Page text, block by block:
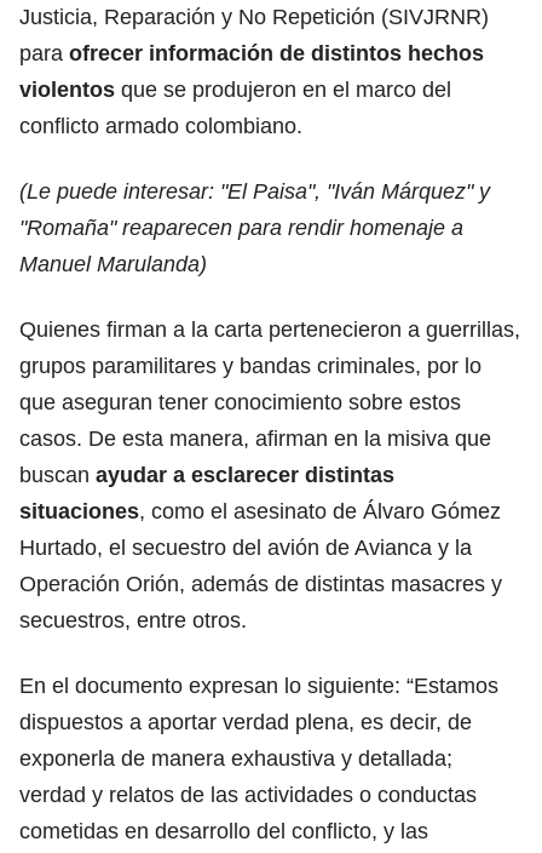
Justicia, Reparación y No Repetición (SIVJRNR)
para ofrecer información de distintos hechos
violentos que se produjeron en el marco del
conflicto armado colombiano.
(Le puede interesar: "El Paisa", "Iván Márquez" y
"Romaña" reaparecen para rendir homenaje a
Manuel Marulanda)
Quienes firman a la carta pertenecieron a guerrillas,
grupos paramilitares y bandas criminales, por lo
que aseguran tener conocimiento sobre estos
casos. De esta manera, afirman en la misiva que
buscan ayudar a esclarecer distintas
situaciones, como el asesinato de Álvaro Gómez
Hurtado, el secuestro del avión de Avianca y la
Operación Orión, además de distintas masacres y
secuestros, entre otros.
En el documento expresan lo siguiente: “Estamos
dispuestos a aportar verdad plena, es decir, de
exponerla de manera exhaustiva y detallada;
verdad y relatos de las actividades o conductas
cometidas en desarrollo del conflicto, y las